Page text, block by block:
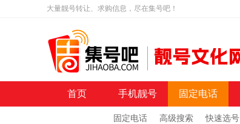
大量靓号转让、求购信息，尽在集号吧！
首页 手机靓号 固定电话
固定电话 高级搜索 快速选号